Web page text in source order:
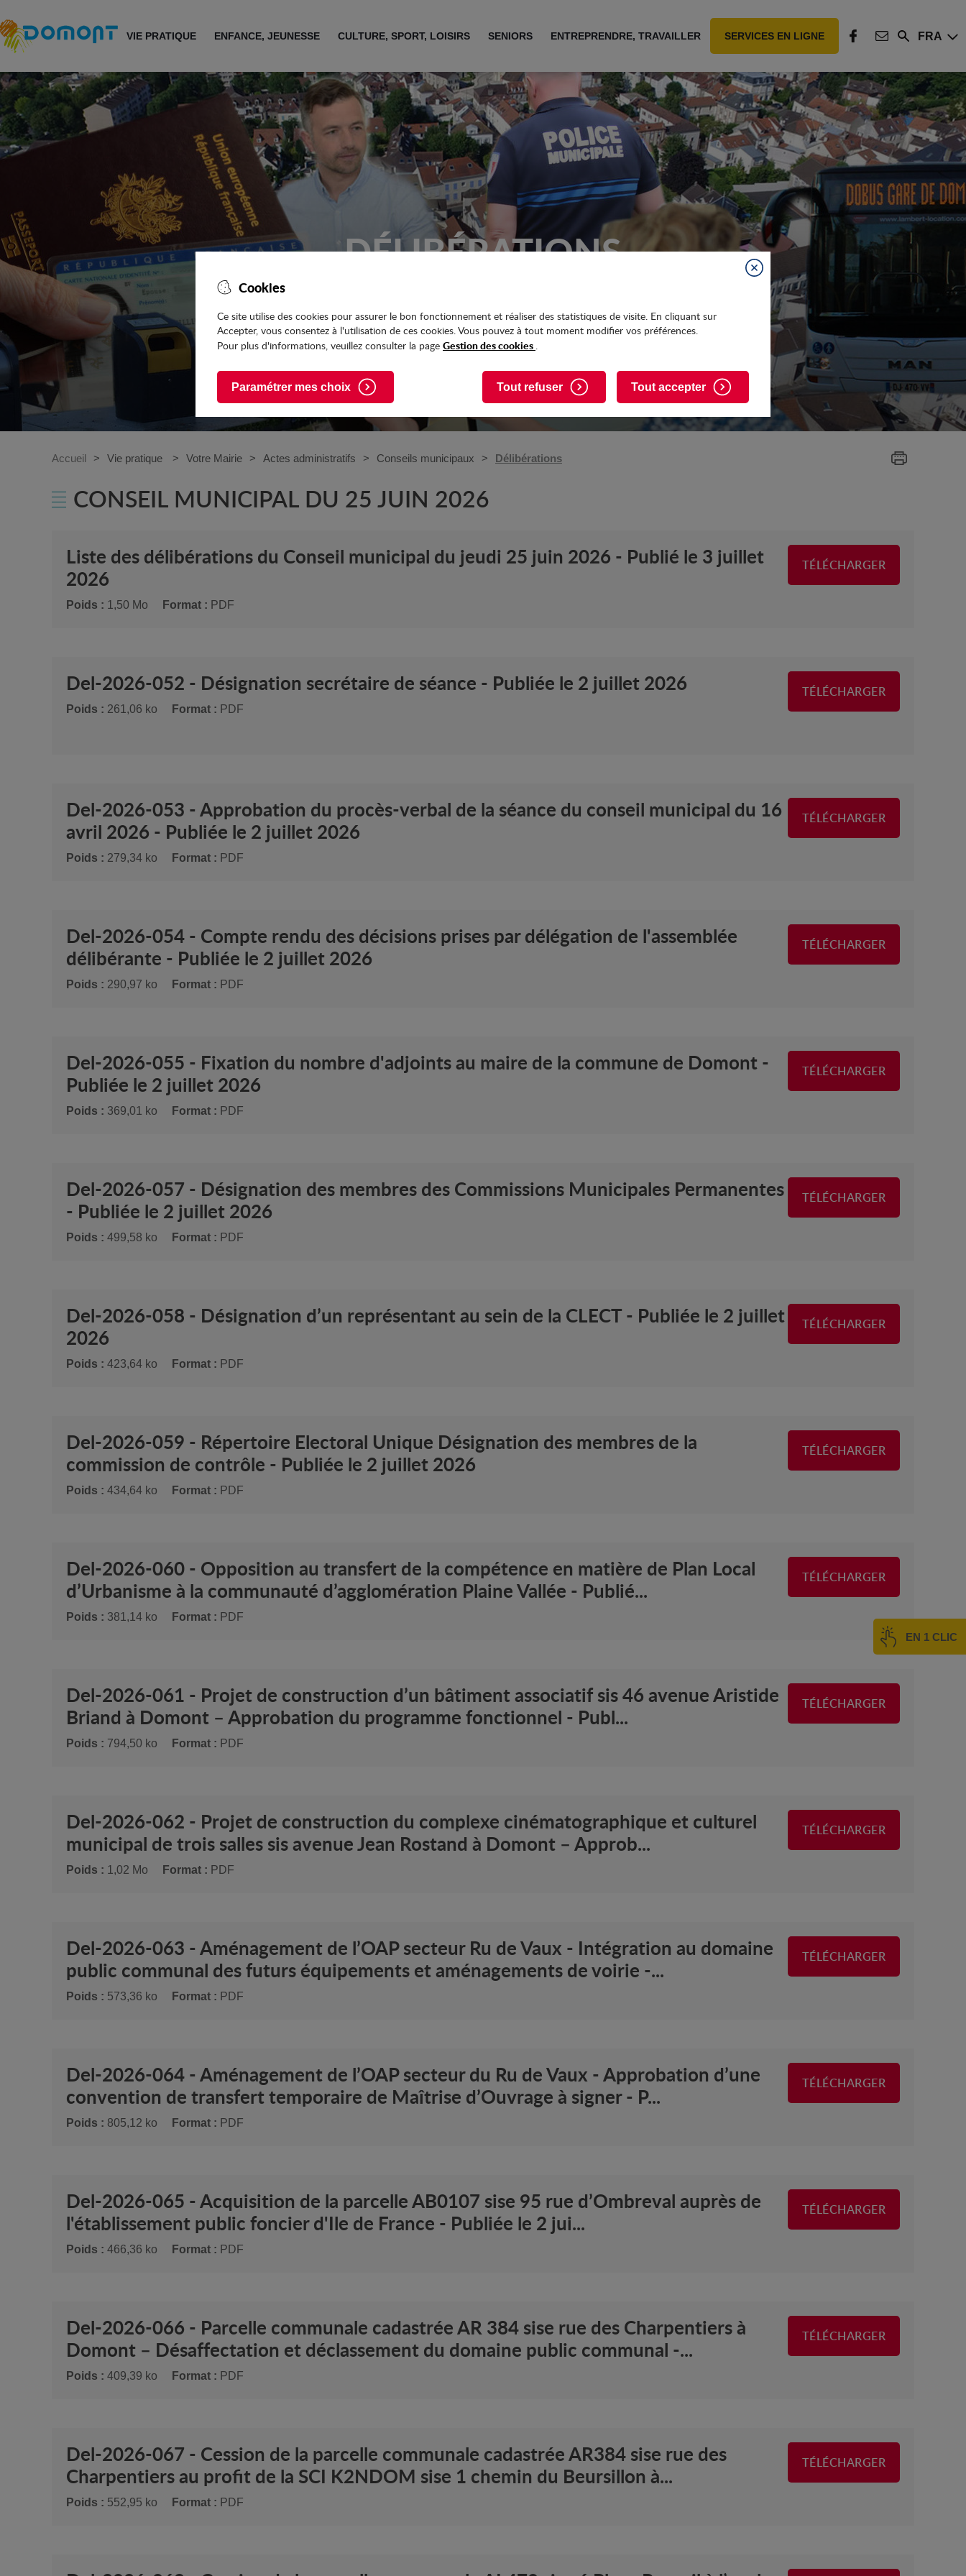
Cookies
Fermer
Ce site utilise des cookies pour assurer le bon fonctionnement et réaliser des statistiques de visite. En cliquant sur
Accepter, vous consentez à l'utilisation de ces cookies. Vous pouvez à tout moment modifier vos préférences.
Pour plus d'informations, veuillez consulter la page Gestion des cookies .
Paramétrer mes choix Tout refuser Tout accepter
Accéder au contenu
VIE PRATIQUE ENFANCE, JEUNESSE CULTURE, SPORT, LOISIRS SENIORS ENTREPRENDRE, TRAVAILLER SERVICES EN LIGNE
FACEBOOK
CONTACT
Rechercher
FRA
DÉLIBÉRATIONS
EN 1 CLIC
Accueil Vie pratique Votre Mairie Actes administratifs Conseils municipaux Délibérations
CONSEIL MUNICIPAL DU 25 JUIN 2026
Liste des délibérations du Conseil municipal du jeudi 25 juin 2026 - Publié le 3 juillet
2026
Poids : 1,50 Mo Format : PDF
TÉLÉCHARGER
Del-2026-052 - Désignation secrétaire de séance - Publiée le 2 juillet 2026
Poids : 261,06 ko Format : PDF
TÉLÉCHARGER
Del-2026-053 - Approbation du procès-verbal de la séance du conseil municipal du 16
avril 2026 - Publiée le 2 juillet 2026
Poids : 279,34 ko Format : PDF
TÉLÉCHARGER
Del-2026-054 - Compte rendu des décisions prises par délégation de l'assemblée
délibérante - Publiée le 2 juillet 2026
Poids : 290,97 ko Format : PDF
TÉLÉCHARGER
Del-2026-055 - Fixation du nombre d'adjoints au maire de la commune de Domont -
Publiée le 2 juillet 2026
Poids : 369,01 ko Format : PDF
TÉLÉCHARGER
Del-2026-057 - Désignation des membres des Commissions Municipales Permanentes
- Publiée le 2 juillet 2026
Poids : 499,58 ko Format : PDF
TÉLÉCHARGER
Del-2026-058 - Désignation d’un représentant au sein de la CLECT - Publiée le 2 juillet
2026
Poids : 423,64 ko Format : PDF
TÉLÉCHARGER
Del-2026-059 - Répertoire Electoral Unique Désignation des membres de la
commission de contrôle - Publiée le 2 juillet 2026
Poids : 434,64 ko Format : PDF
TÉLÉCHARGER
Del-2026-060 - Opposition au transfert de la compétence en matière de Plan Local
d’Urbanisme à la communauté d’agglomération Plaine Vallée - Publié...
Poids : 381,14 ko Format : PDF
TÉLÉCHARGER
Del-2026-061 - Projet de construction d’un bâtiment associatif sis 46 avenue Aristide
Briand à Domont – Approbation du programme fonctionnel - Publ...
Poids : 794,50 ko Format : PDF
TÉLÉCHARGER
Del-2026-062 - Projet de construction du complexe cinématographique et culturel
municipal de trois salles sis avenue Jean Rostand à Domont – Approb...
Poids : 1,02 Mo Format : PDF
TÉLÉCHARGER
Del-2026-063 - Aménagement de l’OAP secteur Ru de Vaux - Intégration au domaine
public communal des futurs équipements et aménagements de voirie -...
Poids : 573,36 ko Format : PDF
TÉLÉCHARGER
Del-2026-064 - Aménagement de l’OAP secteur du Ru de Vaux - Approbation d’une
convention de transfert temporaire de Maîtrise d’Ouvrage à signer - P...
Poids : 805,12 ko Format : PDF
TÉLÉCHARGER
Del-2026-065 - Acquisition de la parcelle AB0107 sise 95 rue d’Ombreval auprès de
l'établissement public foncier d'Ile de France - Publiée le 2 jui...
Poids : 466,36 ko Format : PDF
TÉLÉCHARGER
Del-2026-066 - Parcelle communale cadastrée AR 384 sise rue des Charpentiers à
Domont – Désaffectation et déclassement du domaine public communal -...
Poids : 409,39 ko Format : PDF
TÉLÉCHARGER
Del-2026-067 - Cession de la parcelle communale cadastrée AR384 sise rue des
Charpentiers au profit de la SCI K2NDOM sise 1 chemin du Beursillon à...
Poids : 552,95 ko Format : PDF
TÉLÉCHARGER